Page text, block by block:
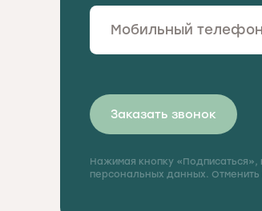
Заказать звонок
Нажимая кнопку «Подписаться»,
персональных данных.